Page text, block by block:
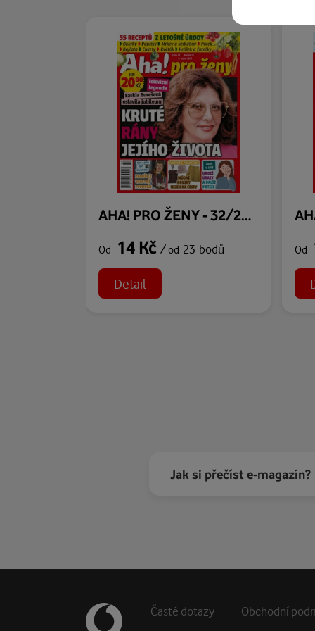
AHA! PRO ŽENY - 32/2026
Od 14 Kč /od 23 bodů
Detail
Od
Jak si přečíst e-magazín?
Patička webu
Vedlejší navigace
Časté dotazy Obchodní